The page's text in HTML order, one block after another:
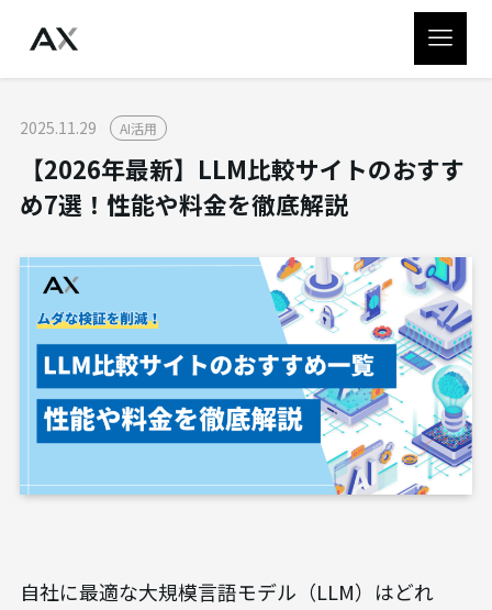
2025.11.29 AI活用
【2026年最新】LLM比較サイトのおすす
め7選！性能や料金を徹底解説
自社に最適な大規模言語モデル（LLM）はどれ